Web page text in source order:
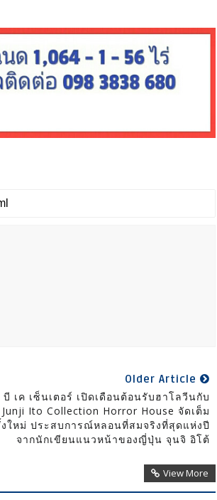
Older Article
เค เซ็นเตอร์ เปิดเดือนต้อนรับฮาโลวีนกับ
Ito Collection Horror House จัดเต็ม
ใหม่ ประสบการณ์หลอนที่สมจริงที่สุดแห่งปี
จากนักเขียนแนวหน้าของญี่ปุ่น จุนจิ อิโต้
View More